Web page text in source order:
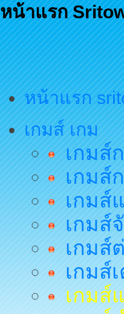
หน้าแรก
หน้าแรก
เกมส์ เกม
เกมส์
เกมส์
เกมส์
เกมส์
เกมส์
เกมส์
เกมส์